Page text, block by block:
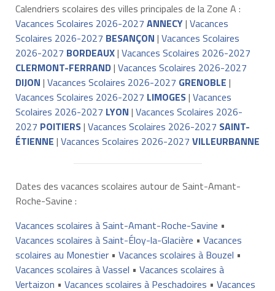
Calendriers scolaires des villes principales de la Zone A :
Vacances Scolaires 2026-2027 ANNECY| Vacances
Scolaires 2026-2027 BESANÇON | Vacances Scolaires
2026-2027 BORDEAUX| Vacances Scolaires 2026-2027
CLERMONT-FERRAND| Vacances Scolaires 2026-2027
DIJON | Vacances Scolaires 2026-2027 GRENOBLE |
Vacances Scolaires 2026-2027 LIMOGES| Vacances
Scolaires 2026-2027 LYON | Vacances Scolaires 2026-
2027 POITIERS| Vacances Scolaires 2026-2027 SAINT-
ÉTIENNE | Vacances Scolaires 2026-2027 VILLEURBANNE
Dates des vacances scolaires autour de Saint-Amant-
Roche-Savine :
Vacances scolaires à Saint-Amant-Roche-Savine •
Vacances scolaires à Saint-Éloy-la-Glacière • Vacances
scolaires au Monestier• Vacances scolaires à Bouzel •
Vacances scolaires à Vassel • Vacances scolaires à
Vertaizon • Vacances scolaires à Peschadoires • Vacances